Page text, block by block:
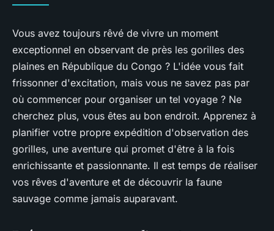
Vous avez toujours rêvé de vivre un moment
exceptionnel en observant de près les gorilles des
plaines en République du Congo ? L'idée vous fait
frissonner d'excitation, mais vous ne savez pas par
où commencer pour organiser un tel voyage ? Ne
cherchez plus, vous êtes au bon endroit. Apprenez à
planifier votre propre expédition d'observation des
gorilles, une aventure qui promet d'être à la fois
enrichissante et passionnante. Il est temps de réaliser
vos rêves d'aventure et de découvrir la faune
sauvage comme jamais auparavant.